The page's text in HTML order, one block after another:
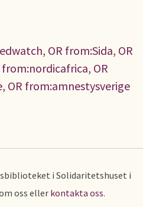
OR from:Sida, OR
OR
from:amnestysverige
i Solidaritetshuset i
oss eller kontakta oss.